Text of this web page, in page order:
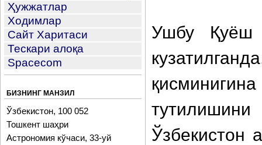
Ҳужжатлар
Ходимлар
Сайт Харитаси
Тескари алоқа
Spacecom
БИЗНИНГ МАНЗИЛ
Ўзбекистон, 100 052
Тошкент шаҳри
Астрономия кўчаси, 33-уй
Ушбу Қуёш
тутилишини
Ўзбекистон